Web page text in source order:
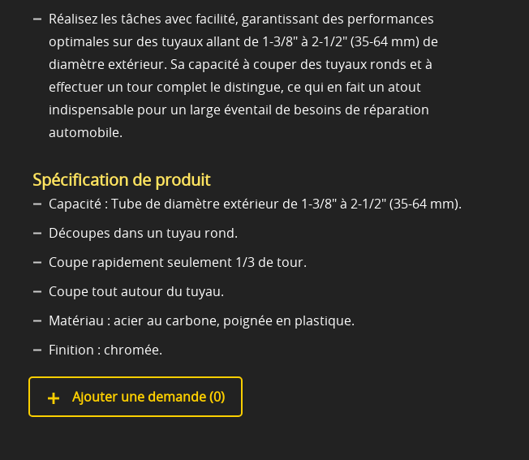
Réalisez les tâches avec facilité, garantissant des performances
optimales sur des tuyaux allant de 1-3/8" à 2-1/2" (35-64 mm) de
diamètre extérieur. Sa capacité à couper des tuyaux ronds et à
effectuer un tour complet le distingue, ce qui en fait un atout
indispensable pour un large éventail de besoins de réparation
automobile.
Spécification de produit
Capacité : Tube de diamètre extérieur de 1-3/8" à 2-1/2" (35-64 mm).
Découpes dans un tuyau rond.
Coupe rapidement seulement 1/3 de tour.
Coupe tout autour du tuyau.
Matériau : acier au carbone, poignée en plastique.
Finition : chromée.
Ajouter une demande (0)